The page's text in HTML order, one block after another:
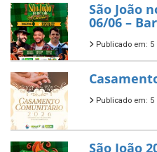
São João
06/06 –
Publicado em:
Publicado em: 5
São João